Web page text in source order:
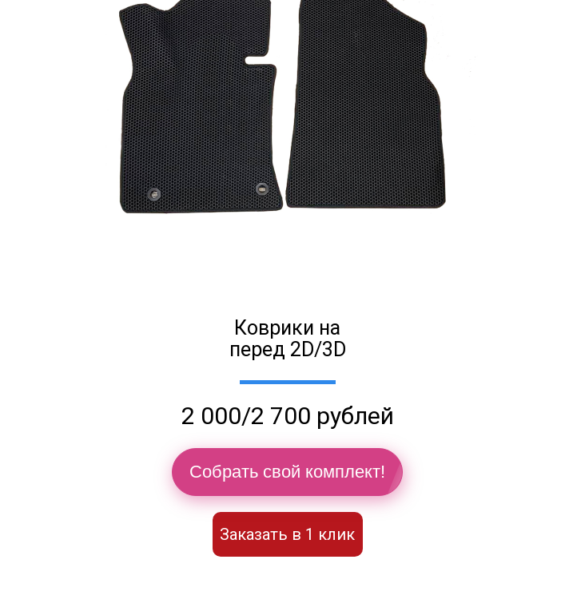
Коврики на
перед 2D/3D
2 000/2 700 рублей
Собрать свой комплект!
Заказать в 1 клик